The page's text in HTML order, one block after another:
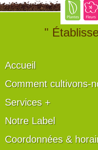
"
Accueil
Comment cultivons-
Services +
Notre Label
Coordonnées &